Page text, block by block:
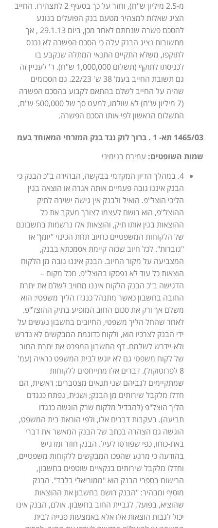
מ-2.5 מיליון ש"ח), וחזר על כך בסעיף 2 לתצהירו. החייב
הציג שאלות למצהיר מטעם בנק הפועלים בנוגע
להסכם פשרה שנחתם לאחר מכן, ביום 29.1.13 , אך
מתשובות נציג הבנק עלה כי הסכם הפשרה לא נכנס
לתוקפו, משלא התקיים התנאי המתלה שנקבע בו
לכניסתו לתוקף (תשלום 1,000,000 ש"ח). ר' לעניין זה
גם תשובת החייב בעמ' 38 ש' 22/23. גם הסכומים
שהיה על החייב לשלם בהתאם לקבוע בהסכם הפשרה
(7 מיליון ש"ח) לא שולמו, למעט סך של 500,000 ש"ח,
התשלום הראשון לפי אותו הסכם הפשרה.
1465/03 תא- 1 . ברוך לוק נגד בנק המזרחי המאוחד בעמ
שמות השופטים: עמירם בנימיני
4. במהלך הדיון המקדמי בבקשה, הבהירה ב"כ הבנק כי
הבנק איננו גובה פעמיים אותה אגרה או הוצאה בגין
הליכי הוצל"פ. הואיל ולבנק אין גישה ישירה לתיק
ההוצל"פ, הוא רושם לעצמו לצורך מעקב את כל
ההוצאות בגין אותו תיק, והוצאות אלו נרשמות בחשבונם
של הלקוחות המשפטיים כחיוב תחת הכינוי "יומן" או
"גזברות". לכל חיוב שכזה קיימת אסמכתא בבנק,
המצביעה על מקור החיוב. הבנק איננו גובה מן הלקוח
הוצאות כל עוד לא נפסקו בהוצל"פ. מכל מקום –
הדגישה ב"כ הבנק הלקוח איננו מחויב לשלם את יתרת
החובה בחשבון כאשר מתנהל כנגדו הליך משפטי: הוא
משלם אך ורק את סכום החוב המופיע בתיק ההוצל"פ.
לאחר שהחל הליך משפטי, החיובים בחשבון נעשים על
ידי הבנק לצרכיו הוא, ולקוח כדוגמת המבקשים לא נדרש
ולא יידרש לשלמם. דף החשבון המפרט את יתרת החוב
של לקוח משפטי גם לא יוגש לבית המשפט כראיה (עמ'
8 לפרוטוקול). דברים אלו מתייחסים ללקוחות
שמתקיימים לגביהם שני תנאים מצטברים: ראשית, הם
חדלו מלקבל שירותים מן הבנק; ושנית, נפתח כנגדם
הליך הוצל"פ (להבדיל מלקוח שרק הוגשה כנגדו
תביעה). בעקבות דברים אלו, ולפי הוראת בית המשפט,
הוגשה גם הצהרה בכתב של הבנק המאשר את דברי
באת-כוחו, כפי שפורטו לעיל. הבנק חוזר ומדגיש
בהודעה כי מרגע שהפכו המבקשים ללקוחות משפטיים,
וחדלו מלקבל שירותים בנקאיים שוטפים בחשבון,
הרישום בספרי הבנק הוא "ממוריאלי בלבד". הבנק
מוסיף ומבהיר: "הבנק רושם בחשבון את ההוצאות
שהוציא, בפועל, לגביית החוב בחשבון. אולם, הבנק אינו
יכול לגבות הוצאות אלו אלא באמצעות פנייה לבית